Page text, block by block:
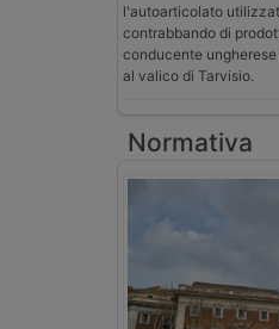
l'autoarticolato
contrabbando di
conducente
al valico di Tarvisio.
Normativa